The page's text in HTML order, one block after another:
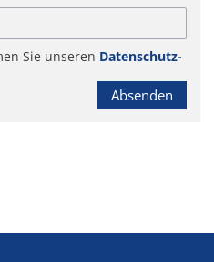
Sie unseren Datenschutz-
Absenden